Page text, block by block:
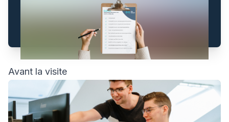
Avant la visite